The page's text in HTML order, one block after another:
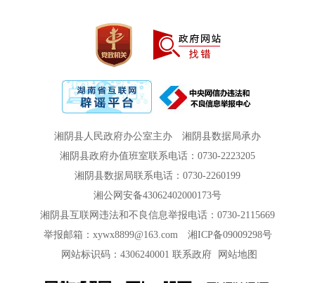
湘阴县人民政府办公室主办
湘阴县数据局承办
湘阴县政府办值班室联系电话：0730-2223205
湘阴县数据局联系电话：0730-2260199
湘公网安备43062402000173号
湘阴县互联网违法和不良信息举报电话：0730-2115669
举报邮箱：xywx8899@163.com
湘ICP备09009298号
网站标识码：4306240001 联系政府 网站地图